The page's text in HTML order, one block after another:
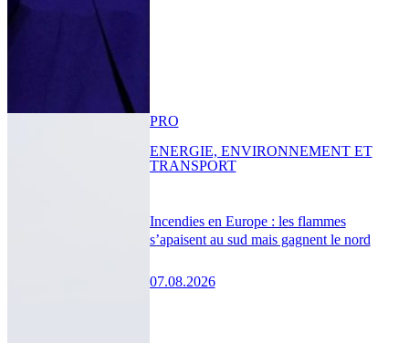
Incendies en Europe : les flammes
s’apaisent au sud mais gagnent le nord
07.08.2026
PRO
ENERGIE, ENVIRONNEMENT ET
TRANSPORT